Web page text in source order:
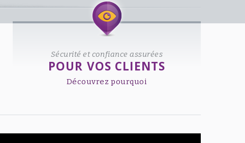
Available on iOS & Android.
Sécurité et confiance assurées
POUR VOS CLIENTS
Découvrez pourquoi